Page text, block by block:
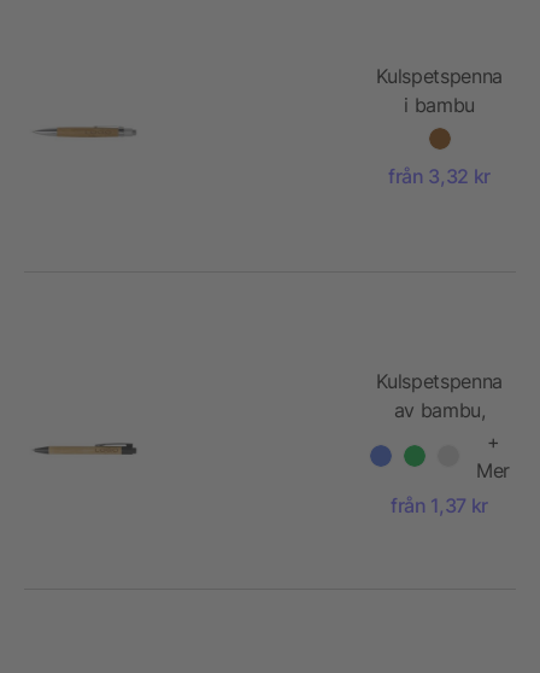
Kulspetspenna
i bambu
från 3,32 kr
Kulspetspenna
av bambu,
+
Mer
från 1,37 kr